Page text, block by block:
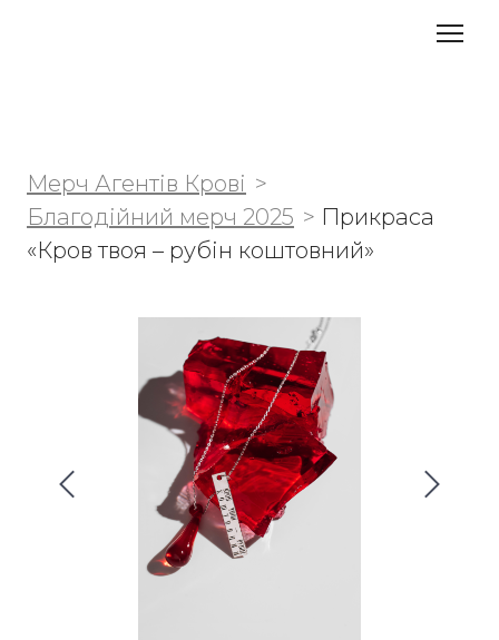
Мерч Агентів Крові
Благодійний мерч 2025
Прикраса
«Кров твоя – рубін коштовний»